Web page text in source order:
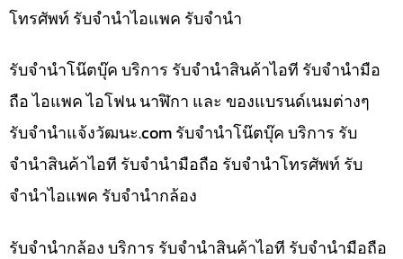
โทรศัพท์ รับจำนำไอแพค รับจำนำ
รับจำนำโน๊ตบุ๊ค บริการ รับจำนำสินค้าไอที รับจำนำมือ
ถือ ไอแพค ไอโฟน นาฬิกา และ ของแบรนด์เนมต่างๆ
รับจํานําแจ้งวัฒนะ.com รับจำนำโน๊ตบุ๊ค บริการ รับ
จำนำสินค้าไอที รับจำนำมือถือ รับจำนำโทรศัพท์ รับ
จำนำไอแพค รับจำนำกล้อง
รับจำนำกล้อง บริการ รับจำนำสินค้าไอที รับจำนำมือถือ